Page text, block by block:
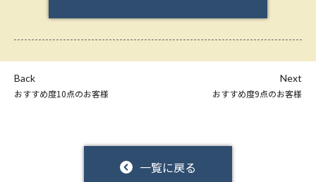
Back
おすすめ度10点のお客様
一覧に戻る
Next
おすすめ度9点のお客様